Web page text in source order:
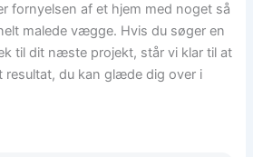
fornyelsen af et hjem med noget så
malede vægge. Hvis du søger en
til dit næste projekt, står vi klar til at
resultat, du kan glæde dig over i